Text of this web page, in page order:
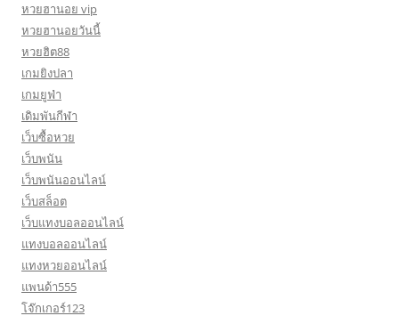
หวยฮานอย vip
หวยฮานอยวันนี้
หวยฮิต88
เกมยิงปลา
เกมยูฟ่า
เดิมพันกีฬา
เว็บซื้อหวย
เว็บพนัน
เว็บพนันออนไลน์
เว็บสล็อต
เว็บแทงบอลออนไลน์
แทงบอลออนไลน์
แทงหวยออนไลน์
แพนด้า555
โจ๊กเกอร์123